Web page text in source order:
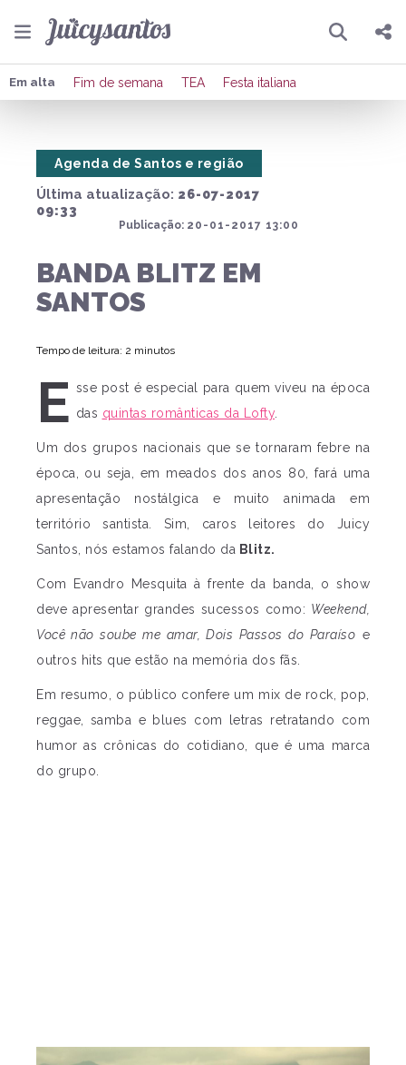
Pesquisar
Compartilhar
Em alta Fim de semana TEA Festa italiana
Última atualização: 26-07-2017
09:33
Publicação: 20-01-2017 13:00
Agenda de Santos e região
BANDA BLITZ EM
SANTOS
Tempo de leitura: 2 minutos
E sse post é especial para quem viveu na época
das quintas românticas da Lofty.
Um dos grupos nacionais que se tornaram febre na
época, ou seja, em meados dos anos 80, fará uma
apresentação nostálgica e muito animada em
território santista. Sim, caros leitores do Juicy
Santos, nós estamos falando da Blitz.
Com Evandro Mesquita à frente da banda, o show
deve apresentar grandes sucessos como: Weekend,
Você não soube me amar, Dois Passos do Paraíso e
outros hits que estão na memória dos fãs.
Em resumo, o público confere um mix de rock, pop,
reggae, samba e blues com letras retratando com
humor as crônicas do cotidiano, que é uma marca
do grupo.